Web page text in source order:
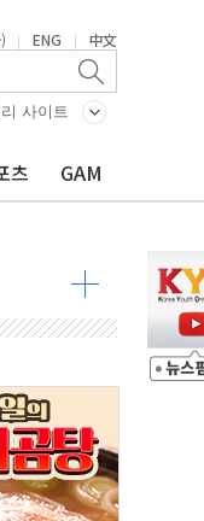
| ENG | 中文
사이트
츠 GAM